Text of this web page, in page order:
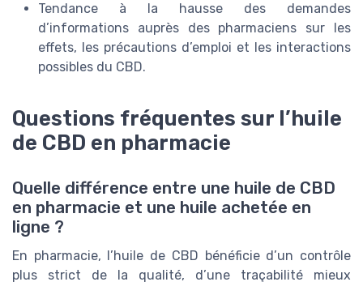
Tendance à la hausse des demandes
d’informations auprès des pharmaciens sur les
effets, les précautions d’emploi et les interactions
possibles du CBD.
Questions fréquentes sur l’huile
de CBD en pharmacie
Quelle différence entre une huile de CBD
en pharmacie et une huile achetée en
ligne ?
En pharmacie, l’huile de CBD bénéficie d’un contrôle
plus strict de la qualité, d’une traçabilité mieux